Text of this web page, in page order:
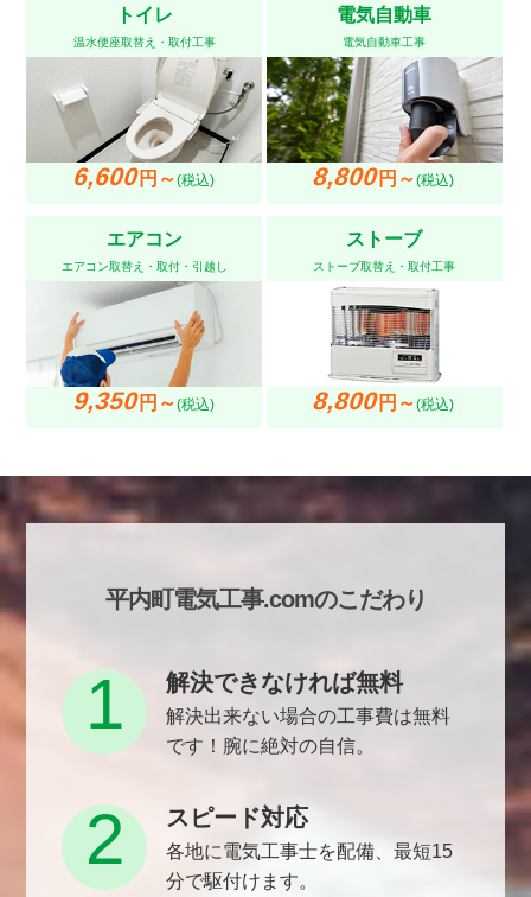
トイレ
温水便座取替え・取付工事
6,600円～(税込)
電気自動車
電気自動車工事
8,800円～(税込)
エアコン
エアコン取替え・取付・引越し
9,350円～(税込)
ストーブ
ストーブ取替え・取付工事
8,800円～(税込)
平内町電気工事.comのこだわり
解決できなければ無料
解決出来ない場合の工事費は無料
です！腕に絶対の自信。
1
スピード対応
各地に電気工事士を配備、最短15
分で駆付けます。
2